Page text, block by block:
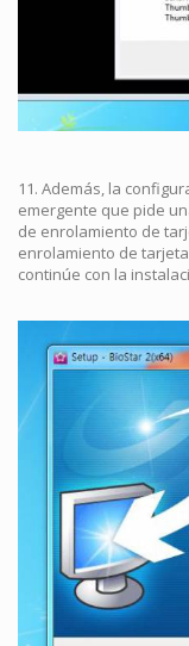
11. Además, la
emergente que pide
de enrolamiento de
enrolamiento de
continúe con la